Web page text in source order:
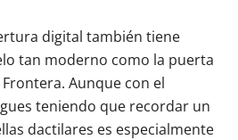
digital también tiene
tan moderno como la puerta
Aunque con el
teniendo que recordar un
dactilares es especialmente